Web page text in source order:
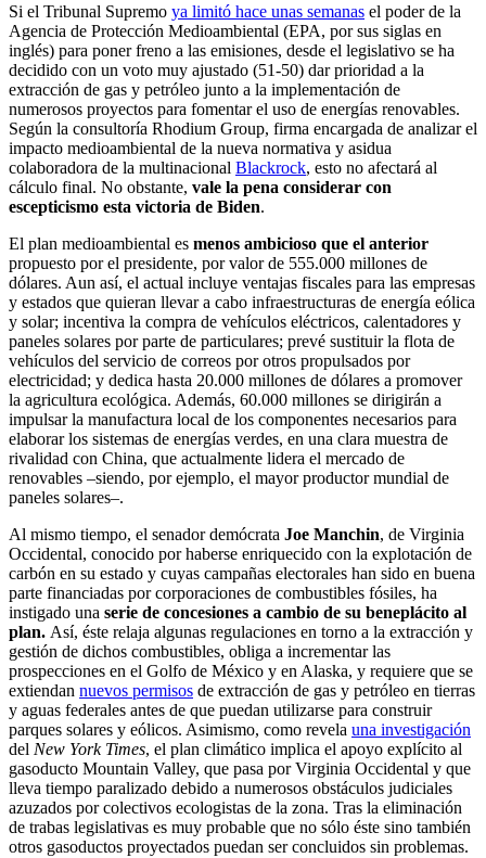
Si el Tribunal Supremo ya limitó hace unas semanas el poder de la
Agencia de Protección Medioambiental (EPA, por sus siglas en
inglés) para poner freno a las emisiones, desde el legislativo se ha
decidido con un voto muy ajustado (51-50) dar prioridad a la
extracción de gas y petróleo junto a la implementación de
numerosos proyectos para fomentar el uso de energías renovables.
Según la consultoría Rhodium Group, firma encargada de analizar el
impacto medioambiental de la nueva normativa y asidua
colaboradora de la multinacional Blackrock, esto no afectará al
cálculo final. No obstante, vale la pena considerar con
escepticismo esta victoria de Biden.
El plan medioambiental es menos ambicioso que el anterior
propuesto por el presidente, por valor de 555.000 millones de
dólares. Aun así, el actual incluye ventajas fiscales para las empresas
y estados que quieran llevar a cabo infraestructuras de energía eólica
y solar; incentiva la compra de vehículos eléctricos, calentadores y
paneles solares por parte de particulares; prevé sustituir la flota de
vehículos del servicio de correos por otros propulsados por
electricidad; y dedica hasta 20.000 millones de dólares a promover
la agricultura ecológica. Además, 60.000 millones se dirigirán a
impulsar la manufactura local de los componentes necesarios para
elaborar los sistemas de energías verdes, en una clara muestra de
rivalidad con China, que actualmente lidera el mercado de
renovables –siendo, por ejemplo, el mayor productor mundial de
paneles solares–.
Al mismo tiempo, el senador demócrata Joe Manchin, de Virginia
Occidental, conocido por haberse enriquecido con la explotación de
carbón en su estado y cuyas campañas electorales han sido en buena
parte financiadas por corporaciones de combustibles fósiles, ha
instigado una serie de concesiones a cambio de su beneplácito al
plan. Así, éste relaja algunas regulaciones en torno a la extracción y
gestión de dichos combustibles, obliga a incrementar las
prospecciones en el Golfo de México y en Alaska, y requiere que se
extiendan nuevos permisos de extracción de gas y petróleo en tierras
y aguas federales antes de que puedan utilizarse para construir
parques solares y eólicos. Asimismo, como revela una investigación
del New York Times, el plan climático implica el apoyo explícito al
gasoducto Mountain Valley, que pasa por Virginia Occidental y que
lleva tiempo paralizado debido a numerosos obstáculos judiciales
azuzados por colectivos ecologistas de la zona. Tras la eliminación
de trabas legislativas es muy probable que no sólo éste sino también
otros gasoductos proyectados puedan ser concluidos sin problemas.